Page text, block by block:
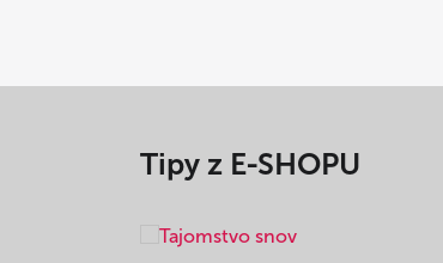
Tipy z E-SHOPU